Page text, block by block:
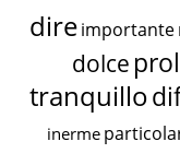
dire importante
dolce
tranquillo
inerme